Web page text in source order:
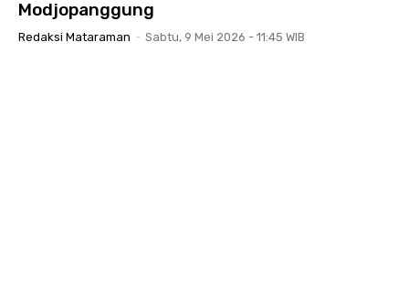
Modjopanggung
Redaksi Mataraman - Sabtu, 9 Mei 2026 - 11:45 WIB